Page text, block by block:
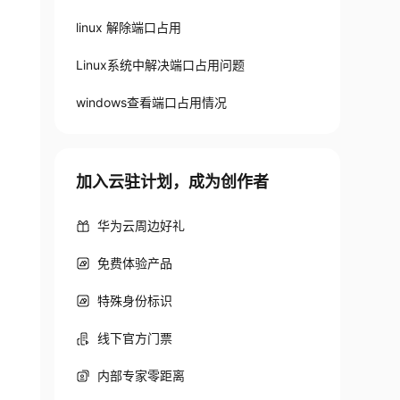
linux 解除端口占用
Linux系统中解决端口占用问题
windows查看端口占用情况
加入云驻计划，成为创作者
华为云周边好礼
免费体验产品
特殊身份标识
线下官方门票
内部专家零距离